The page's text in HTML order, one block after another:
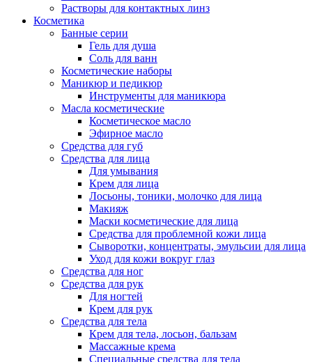
Растворы для контактных линз
Косметика
Банные серии
Гель для душа
Соль для ванн
Косметические наборы
Маникюр и педикюр
Инструменты для маникюра
Масла косметические
Косметическое масло
Эфирное масло
Средства для губ
Средства для лица
Для умывания
Крем для лица
Лосьоны, тоники, молочко для лица
Макияж
Маски косметические для лица
Средства для проблемной кожи лица
Сыворотки, концентраты, эмульсии для лица
Уход для кожи вокруг глаз
Средства для ног
Средства для рук
Для ногтей
Крем для рук
Средства для тела
Крем для тела, лосьон, бальзам
Массажные крема
Специальные средства для тела